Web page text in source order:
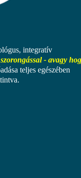
integratív
- avagy
teljes egészében